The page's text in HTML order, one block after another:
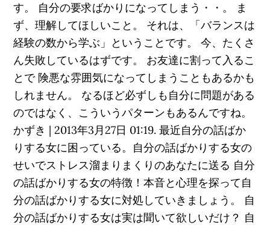
す。 自分の要求ばかりになってしまう・・。 ま
ず、理解してほしいこと。 それは、「バランスは
経験の数から学ぶ」ということです。 今、たくさ
ん失敗しているはずです。 お友達に割って入るこ
とで 険悪な雰囲気になってしまうこともあるかも
しれません。 なるほど必ずしも自分に問題がある
のではなく、こういうパターンもあるんですね。
かずき | 2013年3月27日 01:19. 最近自分の話ばか
りする女に困っている。自分の話ばかりする女の
せいでストレス溜まりまくりのあなたに送る 自分
の話ばかりする女の特徴！本音と心理を探って自
分の話ばかりする女に対処していきましょう。 自
分の話ばかりする女は実は聞いて欲しいだけ？ 自